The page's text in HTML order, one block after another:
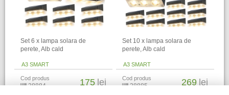
Set 6 x lampa solara de
perete, Alb cald
A3 SMART
Cod produs
28884 175 lei
Set 10 x lampa solara de
perete, Alb cald
A3 SMART
Cod produs
28885 269 lei